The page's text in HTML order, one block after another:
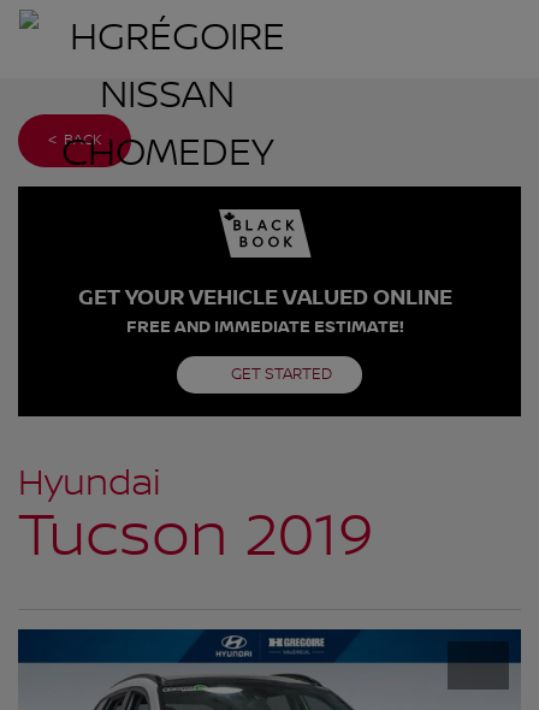
< BACK
GET YOUR VEHICLE VALUED ONLINE
FREE AND IMMEDIATE ESTIMATE!
GET STARTED
Hyundai
Tucson 2019